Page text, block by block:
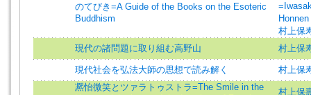
のてびき=A Guide of the Books on the Esoteric
Buddhism
Honnen
村上保
現代の諸問題に取り組む高野山
村上保
現代社会を弘法大師の思想で読み解く
村上保
凞怡微笑とツァラトゥストラ=The Smile in the
村上保